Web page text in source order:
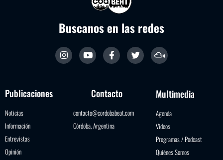
Buscanos en las redes
Publicaciones
Noticias
Información
Entrevistas
Opinión
Contacto
contacto@cordobabeat.com
Córdoba, Argentina
Multimedia
Agenda
Videos
Programas / Podcast
Quiénes Somos